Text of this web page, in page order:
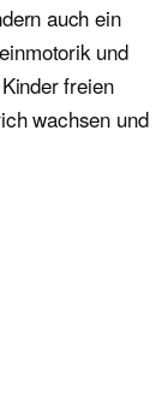
auch ein
und
freien
wachsen und